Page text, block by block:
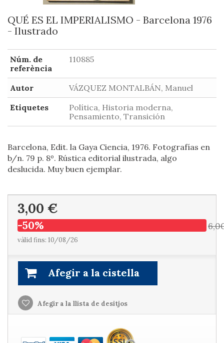
QUÉ ES EL IMPERIALISMO - Barcelona 1976
- Ilustrado
Núm. de
referència
110885
Autor
VÁZQUEZ MONTALBÁN, Manuel
Etiquetes
Política, Historia moderna,
Pensamiento, Transición
Barcelona, Edit. la Gaya Ciencia, 1976. Fotografías en
b/n. 79 p. 8º. Rústica editorial ilustrada, algo
deslucida. Muy buen ejemplar.
3,00 €
-50%
vàlid fins: 10/08/26
Afegir a la cistella
Afegir a la llista de desitjos